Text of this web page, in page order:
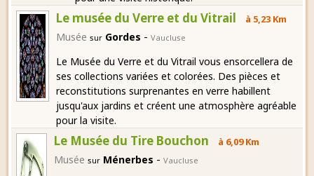
Le musée du Verre et du Vitrail à 5,23 Km
Musée sur Gordes - Vaucluse
Le Musée du Verre et du Vitrail vous ensorcellera de
ses collections variées et colorées. Des pièces et
reconstitutions surprenantes en verre habillent
jusqu'aux jardins et créent une atmosphère agréable
pour la visite.
Le Musée du Tire Bouchon à 6,09 Km
Musée sur Ménerbes - Vaucluse